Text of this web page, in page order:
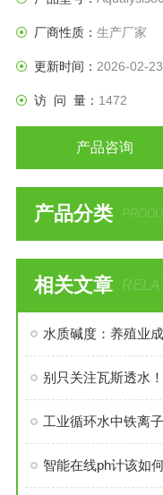
厂商性质： 生产厂家
更新时间： 2026-02-23
访 问 量： 1472
产品咨询
产品分类
相关文章
水质碱度：养殖业
别只关注瓦斯透水
工业循环水中铁离
智能在线ph计该如